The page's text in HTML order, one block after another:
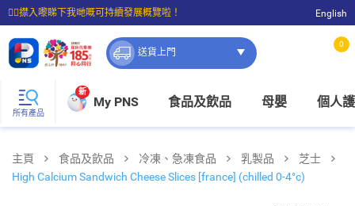
☝🏼㩒入嚟睇下我哋嘅可持續發展概覽啦！
⭐購物滿$399即享免費送貨；滿$100即可免費店取。
English
送貨上門
0
所有產品
新
My PNS 食品及飲品 母嬰 個人
主頁 食品及飲品 冷凍、急凍食品 乳製品
芝士
High Calcium Sandwich Cheese Slices [france] (chilled 0-4°c)